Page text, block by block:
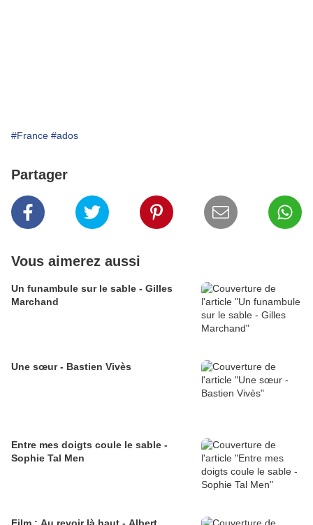
#France #ados
Partager
Vous aimerez aussi
Un funambule sur le sable - Gilles
Marchand
Une sœur - Bastien Vivès
Entre mes doigts coule le sable -
Sophie Tal Men